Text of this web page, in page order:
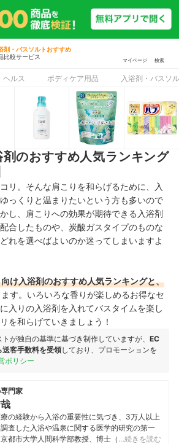
剤・バスソルトおすすめ
比較サービス
マイページ 検索
ヘルス ボディケア用品 入浴剤・バスソ
のおすすめ人気ランキング
リ。そんな肩こりを和らげるために、入
っくりと温まりたいという方も多いので
し、肩こりへの効果が期待できる入浴剤
合したものや、炭酸ガスタイプのものな
れを選べばよいのか迷ってしまいますよ
け入浴剤のおすすめ人気ランキングと、
ます。いろいろな香りが楽しめるお得なセ
入りの入浴剤を入れてバスタイムを楽し
を和らげていきましょう！
が独自の基準に基づき制作していますが、 EC
客手数料を受領しており、プロモーションを
ポリシー
門家
の経験から入浴の重要性に気づき、3万人以上
査した入浴や温泉に関する医学的研究の第一
都市大学人間科学部教授、博士（医学）、医
…続きを読む